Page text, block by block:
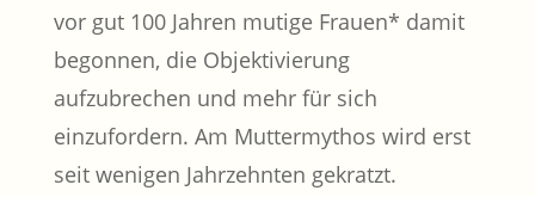
vor gut 100 Jahren mutige Frauen* damit
begonnen, die Objektivierung
aufzubrechen und mehr für sich
einzufordern. Am Muttermythos wird erst
seit wenigen Jahrzehnten gekratzt.